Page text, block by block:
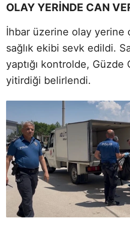
OLAY YERİNDE CAN
İhbar üzerine olay yerine
sağlık ekibi sevk edildi.
yaptığı kontrolde, Güzde
yitirdiği belirlendi.